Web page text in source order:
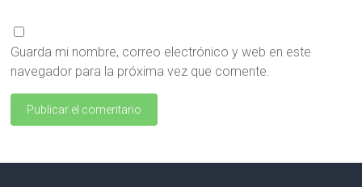
Guarda mi nombre, correo electrónico y web en este
navegador para la próxima vez que comente.